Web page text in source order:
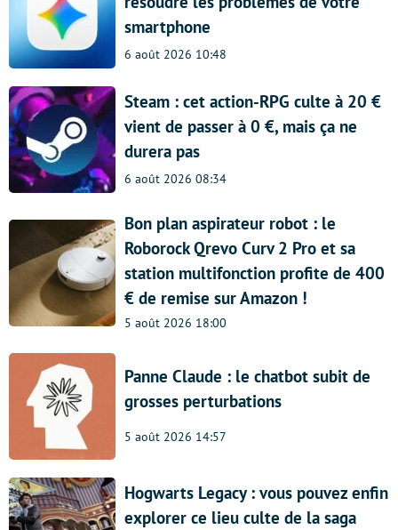
smartphone
6 août 2026 10:48
Steam : cet action-RPG culte à 20 €
vient de passer à 0 €, mais ça ne
durera pas
6 août 2026 08:34
Bon plan aspirateur robot : le
Roborock Qrevo Curv 2 Pro et sa
station multifonction profite de 400
€ de remise sur Amazon !
5 août 2026 18:00
Panne Claude : le chatbot subit de
grosses perturbations
5 août 2026 14:57
Hogwarts Legacy : vous pouvez enfin
explorer ce lieu culte de la saga